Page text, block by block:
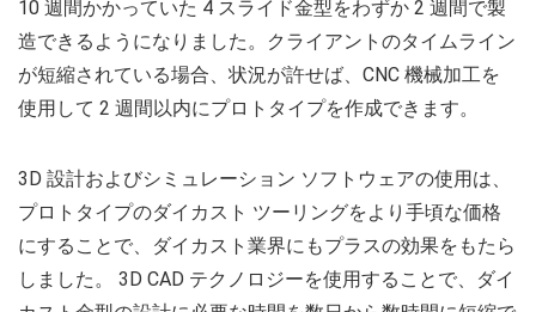
10 週間かかっていた 4 スライド金型をわずか 2 週間で製
造できるようになりました。クライアントのタイムライン
が短縮されている場合、状況が許せば、CNC 機械加工を
使用して 2 週間以内にプロトタイプを作成できます。
3D 設計およびシミュレーション ソフトウェアの使用は、
プロトタイプのダイカスト ツーリングをより手頃な価格
にすることで、ダイカスト業界にもプラスの効果をもたら
しました。 3D CAD テクノロジーを使用することで、ダイ